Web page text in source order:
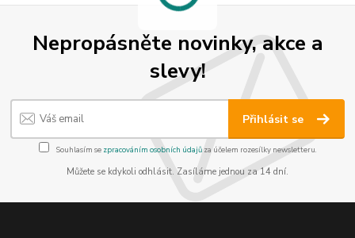
Nepropásněte novinky, akce a
slevy!
Přihlásit se
Souhlasím se zpracováním osobních údajůza účelem rozesílky newsletteru.
Můžete se kdykoli odhlásit. Zasíláme jednou za 14 dní.